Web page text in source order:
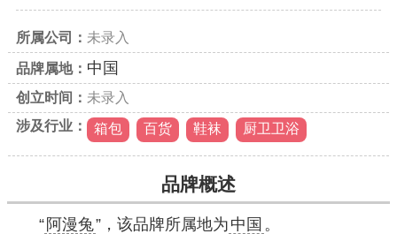
所属公司： 未录入
品牌属地： 中国
创立时间： 未录入
涉及行业：
箱包 百货 鞋袜 厨卫卫浴
品牌概述
“ 阿漫兔”，该品牌所属地为 中国 。